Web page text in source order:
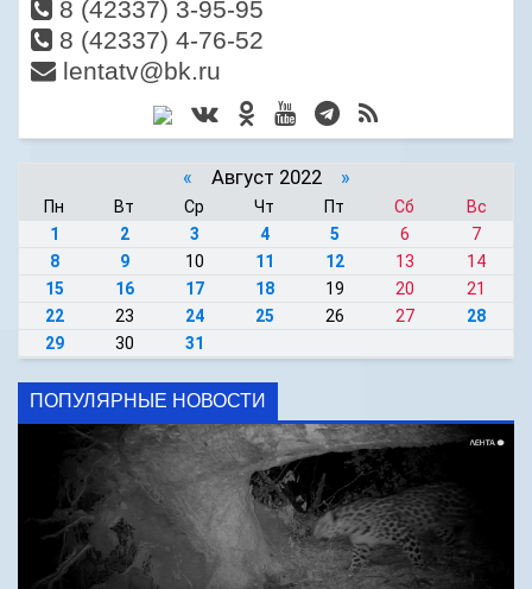
8 (42337) 3-95-95
8 (42337) 4-76-52
lentatv@bk.ru
« Август 2022 »
Пн Вт Ср Чт Пт Сб
Вс
1
2 3 4 5 6
7
8
9 10 11 12 13
14
15
16 17 18 19 20
21
22
23 24 25 26 27
28
29
30 31
ПОПУЛЯРНЫЕ НОВОСТИ